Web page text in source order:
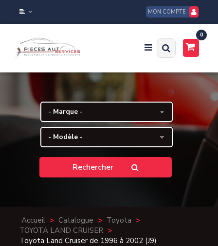
MON COMPTE
0
Accueil > Catalogue > Toyota >
TOYOTA LAND CRUISER >
Toyota Land Cruiser de 1996 à 2002 (J9)